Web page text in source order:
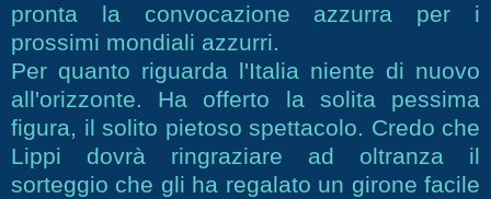
pronta la convocazione azzurra per i
prossimi mondiali azzurri.
Per quanto riguarda l'Italia niente di nuovo
all'orizzonte. Ha offerto la solita pessima
figura, il solito pietoso spettacolo. Credo che
Lippi dovrà ringraziare ad oltranza il
sorteggio che gli ha regalato un girone facile